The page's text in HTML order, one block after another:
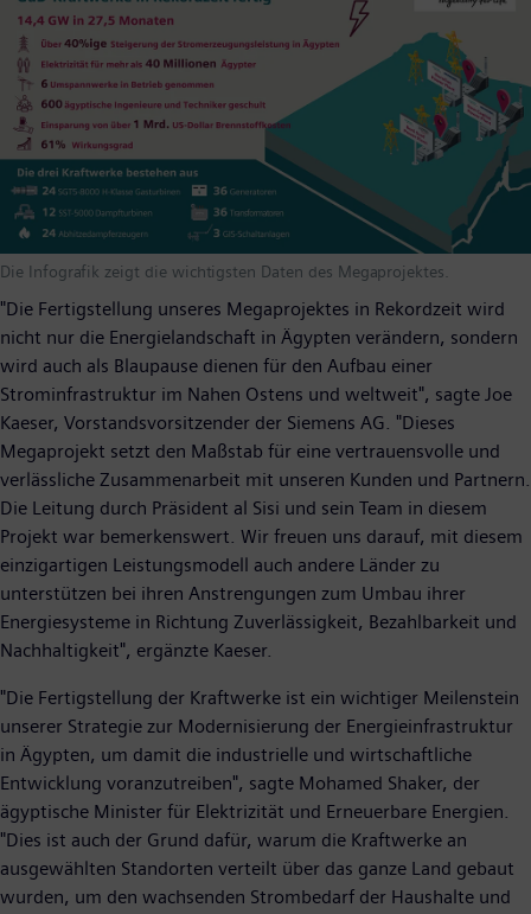
Die Infografik zeigt die wichtigsten Daten des Megaprojektes.
"Die Fertigstellung unseres Megaprojektes in Rekordzeit wird
nicht nur die Energielandschaft in Ägypten verändern, sondern
wird auch als Blaupause dienen für den Aufbau einer
Strominfrastruktur im Nahen Ostens und weltweit", sagte Joe
Kaeser, Vorstandsvorsitzender der Siemens AG. "Dieses
Megaprojekt setzt den Maßstab für eine vertrauensvolle und
verlässliche Zusammenarbeit mit unseren Kunden und Partnern.
Die Leitung durch Präsident al Sisi und sein Team in diesem
Projekt war bemerkenswert. Wir freuen uns darauf, mit diesem
einzigartigen Leistungsmodell auch andere Länder zu
unterstützen bei ihren Anstrengungen zum Umbau ihrer
Energiesysteme in Richtung Zuverlässigkeit, Bezahlbarkeit und
Nachhaltigkeit", ergänzte Kaeser.
"Die Fertigstellung der Kraftwerke ist ein wichtiger Meilenstein
unserer Strategie zur Modernisierung der Energieinfrastruktur
in Ägypten, um damit die industrielle und wirtschaftliche
Entwicklung voranzutreiben", sagte Mohamed Shaker, der
ägyptische Minister für Elektrizität und Erneuerbare Energien.
"Dies ist auch der Grund dafür, warum die Kraftwerke an
ausgewählten Standorten verteilt über das ganze Land gebaut
wurden, um den wachsenden Strombedarf der Haushalte und